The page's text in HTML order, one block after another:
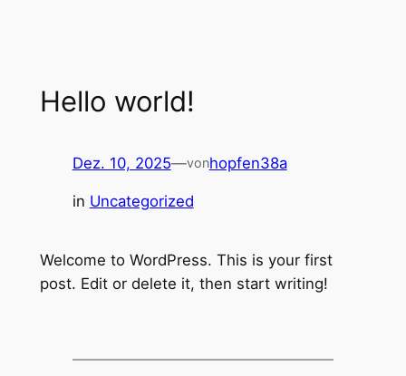
Hello world!
Dez. 10, 2025—vonhopfen38a
in Uncategorized
Welcome to WordPress. This is your first
post. Edit or delete it, then start writing!